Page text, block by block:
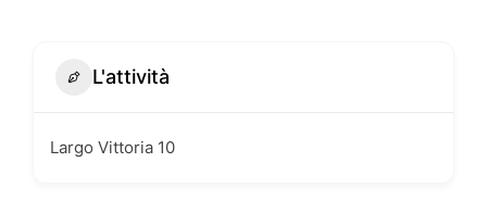
L'attività
Largo Vittoria 10